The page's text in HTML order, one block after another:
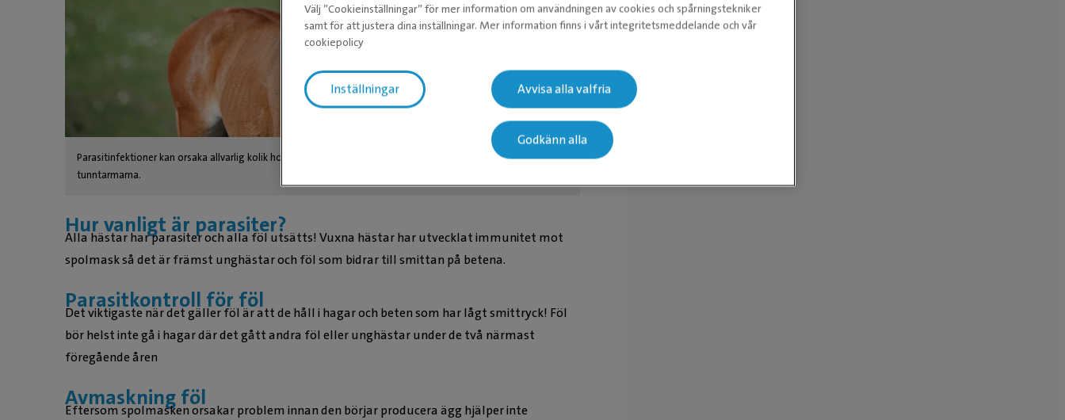
Parasitinfektioner kan orsaka allvarlig kolik hos föl. Spolmaskinfektion kan till exempel leda till förstoppning i
tunntarmarna.
Hur vanligt är parasiter?
Alla hästar har parasiter och alla föl utsätts! Vuxna hästar har utvecklat immunitet mot
spolmask så det är främst unghästar och föl som bidrar till smittan på betena.
Parasitkontroll för föl
Det viktigaste när det gäller föl är att de håll i hagar och beten som har lågt smittryck! Föl
bör helst inte gå i hagar där det gått andra föl eller unghästar under de två närmast
föregående åren
Avmaskning föl
Eftersom spolmasken orsakar problem innan den börjar producera ägg hjälper inte
Välj ”Cookieinställningar” för mer information om användningen av cookies och spårningstekniker
samt för att justera dina inställningar. Mer information finns i vårt integritetsmeddelande och vår
cookiepolicy
Inställningar Avvisa alla valfria
Godkänn alla